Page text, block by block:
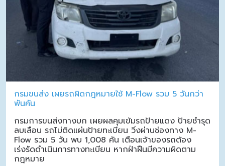
กรมขนส่ง เผยรถผิดกฎหมายใช้ M-Flow รวม 5 วันกว่า
พันคัน
กรมการขนส่งทางบก เผยผลคุมเข้มรถป้ายแดง ป้ายชำรุด
ลบเลือน รถไม่ติดแผ่นป้ายทะเบียน วิ่งผ่านช่องทาง M-
Flow รวม 5 วัน พบ 1,008 คัน เตือนเจ้าของรถต้อง
เร่งรัดดำเนินการทางทะเบียน หากฝ่าฝืนมีความผิดตาม
กฎหมาย